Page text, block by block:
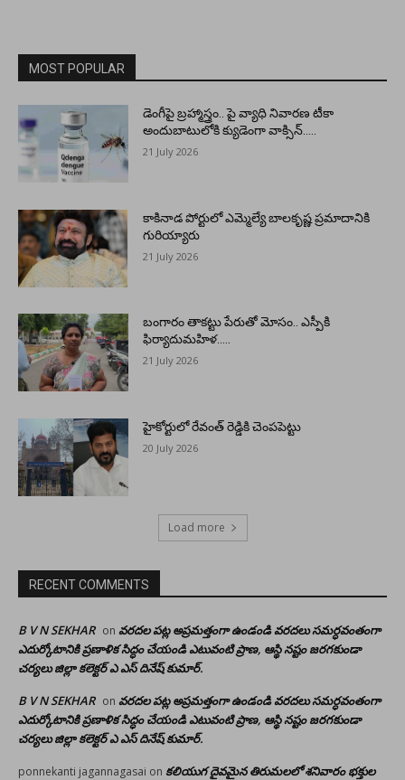
MOST POPULAR
డెంగీపై బ్రహ్మాస్త్రం.. పై వ్యాధి నివారణ టీకా
అందుబాటులోకి క్యుడెంగా వాక్సిన్…..
21 July 2026
కాకినాడ పోర్టులో ఎమ్మెల్యే బాలకృష్ణ ప్రమాదానికి
గురియ్యారు
21 July 2026
బంగారం తాకట్టు పేరుతో మోసం.. ఎస్పీకి
ఫిర్యాదుమహిళ…..
21 July 2026
హైకోర్టులో రేవంత్ రెడ్డికి చెంపపెట్టు
20 July 2026
Load more
RECENT COMMENTS
B V N SEKHAR on వరదల పట్ల అప్రమత్తంగా ఉండండి వరదలు సమర్ధవంతంగా
ఎదుర్కోటానికి ప్రణాళిక సిద్ధం చేయండి ఎటువంటి ప్రాణ, ఆస్థి నష్టం జరగకుండా
చర్యలు జిల్లా కలెక్టర్ ఎ ఎస్ దినేష్ కుమార్.
B V N SEKHAR on వరదల పట్ల అప్రమత్తంగా ఉండండి వరదలు సమర్ధవంతంగా
ఎదుర్కోటానికి ప్రణాళిక సిద్ధం చేయండి ఎటువంటి ప్రాణ, ఆస్థి నష్టం జరగకుండా
చర్యలు జిల్లా కలెక్టర్ ఎ ఎస్ దినేష్ కుమార్.
ponnekanti jagannagasai on కలియుగ దైవమైన తిరుమలలో శనివారం భక్తుల